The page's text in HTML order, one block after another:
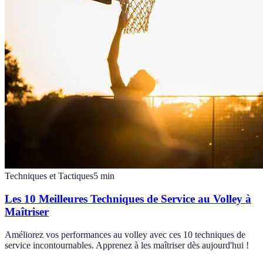
Techniques et Tactiques5 min
Les 10 Meilleures Techniques de Service au Volley à
Maîtriser
Améliorez vos performances au volley avec ces 10 techniques de
service incontournables. Apprenez à les maîtriser dès aujourd'hui !